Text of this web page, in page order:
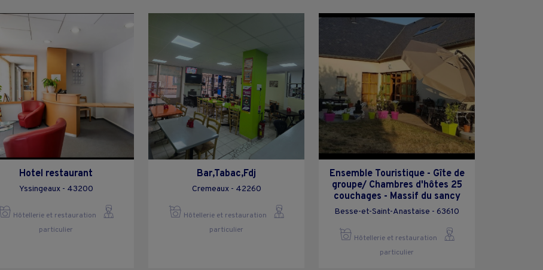
Hotel restaurant
Yssingeaux - 43200
Hôtellerie et restauration
particulier
Bar,Tabac,Fdj
Cremeaux - 42260
Hôtellerie et restauration
particulier
Ensemble Touristique - Gîte de
groupe/ Chambres d'hôtes 25
couchages - Massif du sancy
Besse-et-Saint-Anastaise - 63610
Hôtellerie et restauration
particulier